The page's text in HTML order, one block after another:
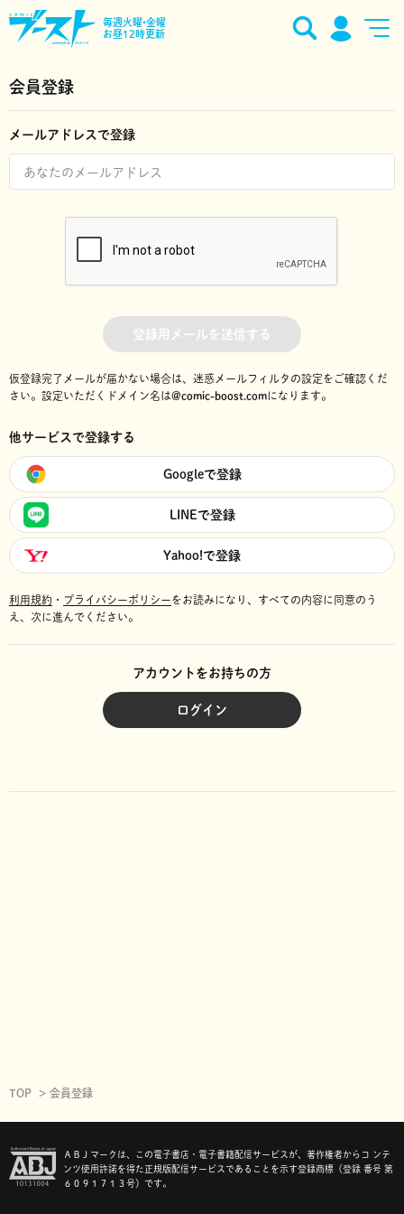
毎週火曜•金曜
お昼12時更新
会員登録
メールアドレスで登録
登録用メールを送信する
仮登録完了メールが届かない場合は、迷惑メールフィルタの設定をご確認くだ
さい。 設定いただくドメイン名は@comic-boost.comになります。
他サービスで登録する
Googleで登録
LINEで登録
Yahoo!で登録
利用規約 ・ プライバシーポリシーをお読みになり、 すべての内容に同意のう
え、次に進んでください。
アカウントをお持ちの方
ログイン
TOP 会員登録
ＡＢＪマークは、この電子書店・電子書籍配信サービスが、著作権者からコ ンテ
ンツ使用許諾を得た正規版配信サービスであることを示す登録商標（登録 番号 第
６０９１７１３号）です。